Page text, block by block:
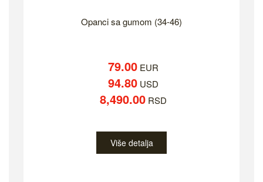
Opanci sa gumom (34-46)
79.00EUR
94.80USD
8,490.00RSD
Više detalja